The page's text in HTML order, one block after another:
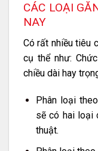
CÁC LOẠI
NAY
Có rất nhiều tiêu
cụ thể như:
chiều dài hay
Phân loại
sẽ có hai loại
thuật.